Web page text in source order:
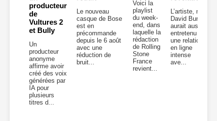
producteur
de
Vultures 2
et Bully
Un
producteur
anonyme
affirme avoir
créé des voix
générées par
IA pour
plusieurs
titres d...
Le nouveau
casque de Bose
est en
précommande
depuis le 6 août
avec une
réduction de
bruit...
Voici la
playlist
du week-
end, dans
laquelle la
rédaction
de Rolling
Stone
France
revient...
L’artiste, né
David Burke,
aurait aussi
entretenu
une relation
en ligne
intense
ave...